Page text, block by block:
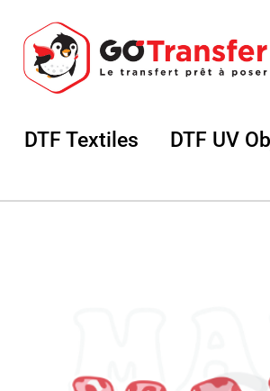
contenu
DTF Textiles Ouvrir DTF Textiles
DTF UV